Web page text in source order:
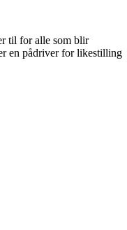
til for alle som blir
en pådriver for likestilling